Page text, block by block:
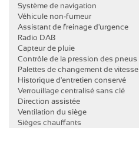
Système de navigation
Véhicule non-fumeur
Assistant de freinage d'urgence
Radio DAB
Capteur de pluie
Contrôle de la pression des pneus
Palettes de changement de vitesse
Historique d'entretien conservé
Verrouillage centralisé sans clé
Direction assistée
Ventilation du siège
Sièges chauffants